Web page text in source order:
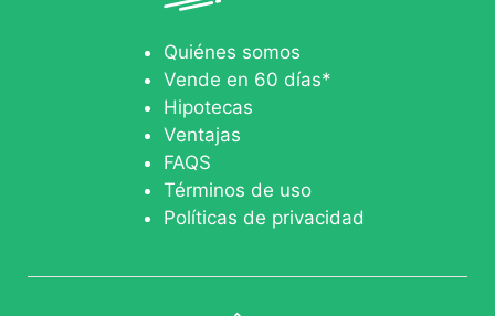
Quiénes somos
Vende en 60 días*
Hipotecas
Ventajas
FAQS
Términos de uso
Políticas de privacidad